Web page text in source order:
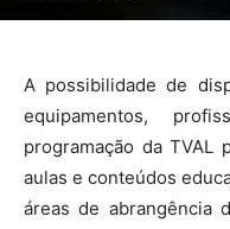
A possibilidade de
equipamentos,
programação da TVAL
aulas e conteúdos
áreas de abrangência